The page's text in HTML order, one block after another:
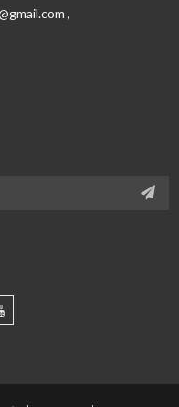
,